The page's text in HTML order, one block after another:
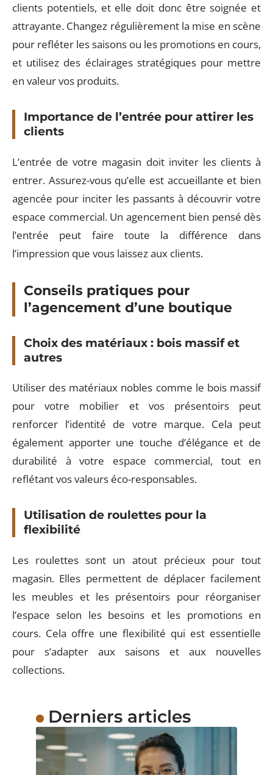
clients potentiels, et elle doit donc être soignée et
attrayante. Changez régulièrement la mise en scène
pour refléter les saisons ou les promotions en cours,
et utilisez des éclairages stratégiques pour mettre
en valeur vos produits.
Importance de l’entrée pour attirer les
clients
L’entrée de votre magasin doit inviter les clients à
entrer. Assurez-vous qu’elle est accueillante et bien
agencée pour inciter les passants à découvrir votre
espace commercial. Un agencement bien pensé dès
l’entrée peut faire toute la différence dans
l’impression que vous laissez aux clients.
Conseils pratiques pour
l’agencement d’une boutique
Choix des matériaux : bois massif et
autres
Utiliser des matériaux nobles comme le bois massif
pour votre mobilier et vos présentoirs peut
renforcer l’identité de votre marque. Cela peut
également apporter une touche d’élégance et de
durabilité à votre espace commercial, tout en
reflétant vos valeurs éco-responsables.
Utilisation de roulettes pour la
flexibilité
Les roulettes sont un atout précieux pour tout
magasin. Elles permettent de déplacer facilement
les meubles et les présentoirs pour réorganiser
l’espace selon les besoins et les promotions en
cours. Cela offre une flexibilité qui est essentielle
pour s’adapter aux saisons et aux nouvelles
collections.
Derniers articles